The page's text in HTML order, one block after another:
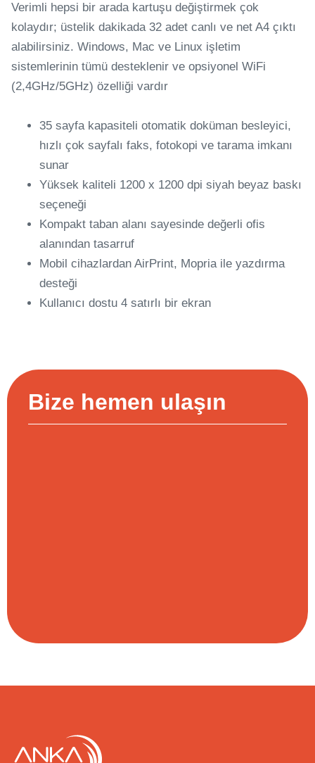
Verimli hepsi bir arada kartuşu değiştirmek çok
kolaydır; üstelik dakikada 32 adet canlı ve net A4 çıktı
alabilirsiniz. Windows, Mac ve Linux işletim
sistemlerinin tümü desteklenir ve opsiyonel WiFi
(2,4GHz/5GHz) özelliği vardır
35 sayfa kapasiteli otomatik doküman besleyici,
hızlı çok sayfalı faks, fotokopi ve tarama imkanı
sunar
Yüksek kaliteli 1200 x 1200 dpi siyah beyaz baskı
seçeneği
Kompakt taban alanı sayesinde değerli ofis
alanından tasarruf
Mobil cihazlardan AirPrint, Mopria ile yazdırma
desteği
Kullanıcı dostu 4 satırlı bir ekran
Bize hemen ulaşın